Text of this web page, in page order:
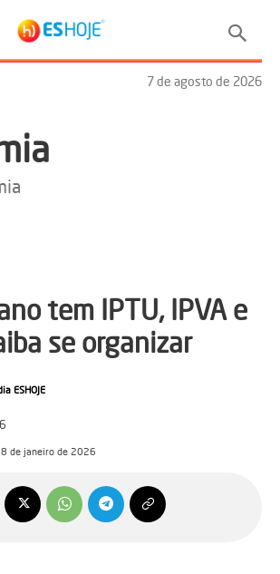
7 de agosto de 2026
tem IPTU, IPVA e
se organizar
ESHOJE
de janeiro de 2026